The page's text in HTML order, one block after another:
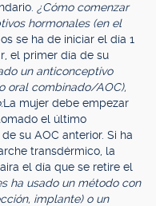
¿Cómo comenzar
hormonales (en el
se ha de iniciar el día 1
el primer día de su
un anticonceptivo
oral combinado/AOC),
La mujer debe empezar
el último
su AOC anterior. Si ha
transdérmico, la
el día que se retire el
ha usado un método con
implante) o un